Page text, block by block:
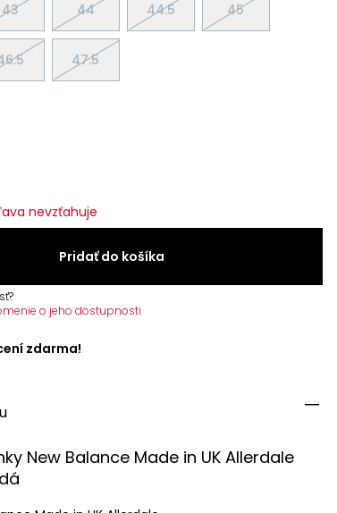
43 44 44.5 45
47.5
nevzťahuje
Pridať do košíka
o jeho dostupnosti
zdarma!
New Balance Made in UK Allerdale